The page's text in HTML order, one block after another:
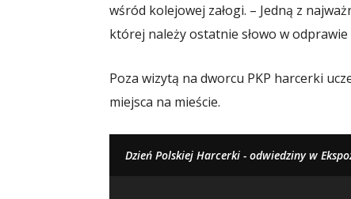
wśród kolejowej załogi. – Jedną z
której należy ostatnie słowo w odprawie
Poza wizytą na dworcu PKP harcerki
miejsca na mieście.
Dzień Polskiej Harcerki - odwiedziny w